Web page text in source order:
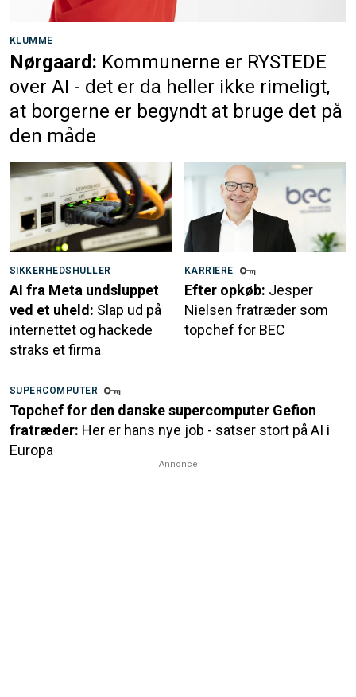
KLUMME
Nørgaard: Kommunerne er RYSTEDE
over AI - det er da heller ikke rimeligt,
at borgerne er begyndt at bruge det på
den måde
SIKKERHEDSHULLER
AI fra Meta undsluppet
ved et uheld: Slap ud på
internettet og hackede
straks et firma
KARRIERE
Efter opkøb: Jesper
Nielsen fratræder som
topchef for BEC
SUPERCOMPUTER
Topchef for den danske supercomputer Gefion
fratræder: Her er hans nye job - satser stort på AI i
Europa
Annonce